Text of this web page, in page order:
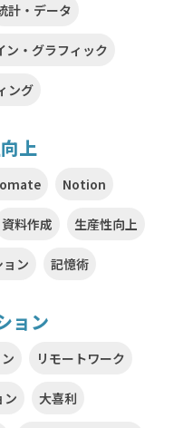
計・データ
ン・グラフィック
ング
上
Notion
資料作成 生産性向上
ン 記憶術
ョン
リモートワーク
ン 大喜利